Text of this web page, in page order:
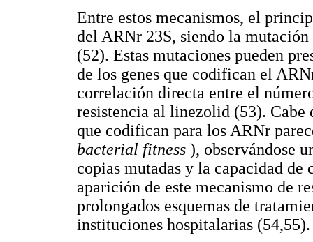
Entre estos mecanismos, el
del ARNr 23S, siendo la
(52). Estas mutaciones pueden
de los genes que codifican el
correlación directa entre el
resistencia al linezolid (53). Cabe
que codifican para los ARNr
bacterial fitness ), observándose
copias mutadas y la capacidad
aparición de este mecanismo de
prolongados esquemas de
instituciones hospitalarias (54,55).